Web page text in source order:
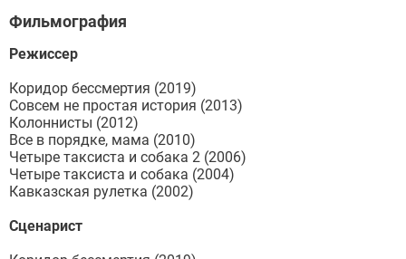
Фильмография
Режиссер
Коридор бессмертия (2019)
Совсем не простая история (2013)
Колоннисты (2012)
Все в порядке, мама (2010)
Четыре таксиста и собака 2 (2006)
Четыре таксиста и собака (2004)
Кавказская рулетка (2002)
Сценарист